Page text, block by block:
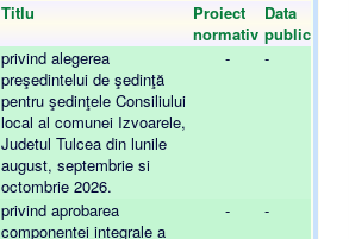
Titlu
Proiect
normativ
Data
publicării
privind alegerea
preşedintelui de şedinţă
pentru şedinţele Consiliului
local al comunei Izvoarele,
Judetul Tulcea din lunile
august, septembrie si
octombrie 2026.
- -
privind aprobarea
componentei integrale a
- -